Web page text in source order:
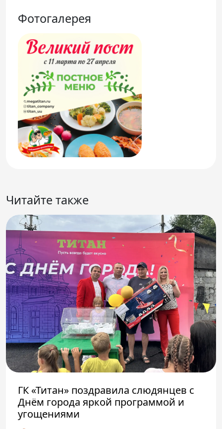
Фотогалерея
Читайте также
ГК «Титан» поздравила слюдянцев с
Днём города яркой программой и
угощениями